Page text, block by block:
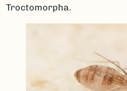
Troctomorpha.